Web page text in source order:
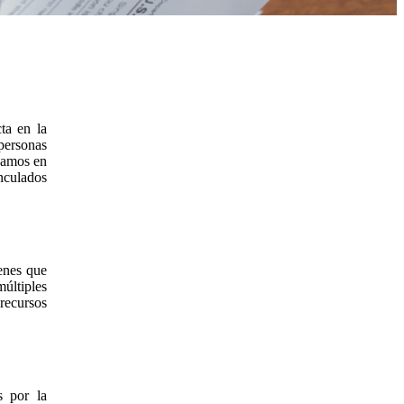
en la
en
que
por la